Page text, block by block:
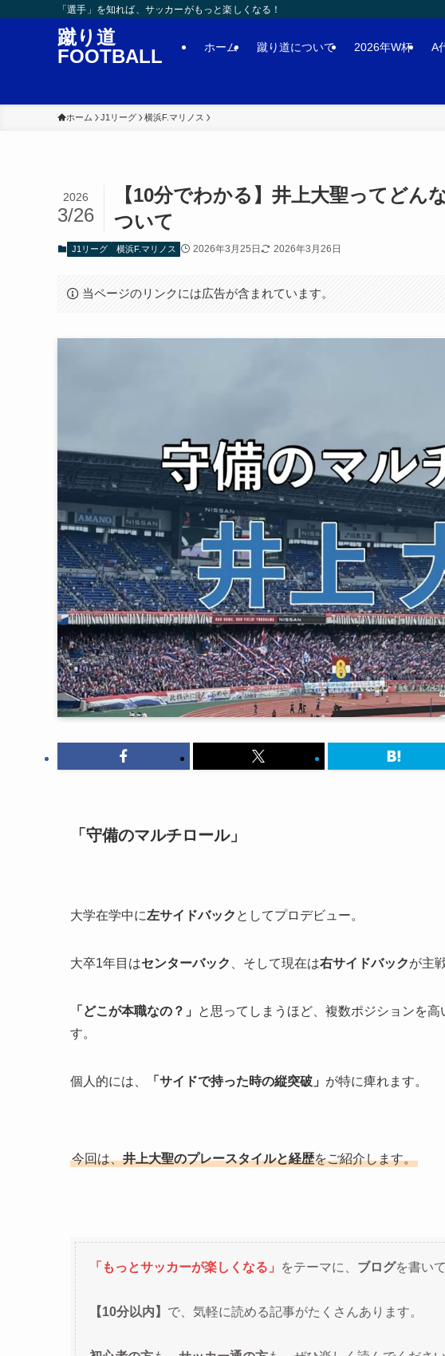
「選手」を知れば、サッカーがもっと楽しくなる！
蹴り道
FOOTBALL
ホーム 蹴り道について 2026年W杯 A
ホーム J1リーグ 横浜F.マリノス
【10分でわかる】井上大聖ってどん
ついて
2026
3/26
J1リーグ 横浜F.マリノス 2026年3月25日 2026年3月26日
当ページのリンクには広告が含まれています。
「守備のマルチロール」
大学在学中に左サイドバック としてプロデビュー。
大卒1年目はセンターバック 、そして現在は右サイドバックが主
「どこが本職なの？」 と思ってしまうほど、複数ポジションを
す。
個人的には、 「サイドで持った時の縦突破」 が特に痺れます。
今回は、井上大聖のプレースタイルと経歴をご紹介します。
「もっとサッカーが楽しくなる」 をテーマに、 ブログを書い
【10分以内】 で、気軽に読める記事がたくさんあります。